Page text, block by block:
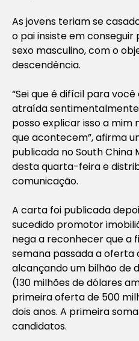
As jovens teriam se
o pai insiste em conseguir
sexo masculino, com o
descendência.
“Sei que é difícil para
atraída
posso explicar isso a mim
que acontecem”, afirma
publicada no South China
desta quarta-feira e
comunicação.
A carta foi publicada
sucedido promotor
nega a reconhecer que a
semana passada a oferta
alcançando um bilhão de
(130 milhões de dólares
primeira oferta de 500
dois anos. A primeira
candidatos.